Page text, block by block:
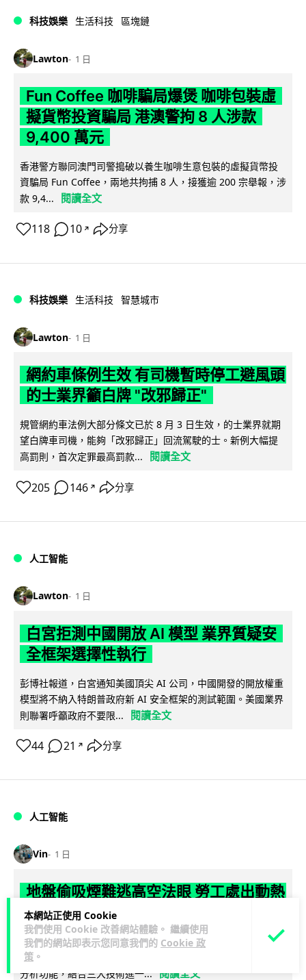
本網站正使用 Cookie
我們使用 Cookie 改善網站體驗。 繼續使用
我們的網站即表示您同意我們的 Cookie 政
策 。
科技娛樂 生活科技 區塊鏈
Lawton 1 日
Fun Coffee 咖啡騙局爆煲 咖啡包裝虛
擬貨幣投資騙局 港澳警拘 8 人涉款
9,400 萬元
香港警方聯同澳門司警搗破以養生咖啡生意包裝的虛擬貨幣投
資騙局 Fun Coffee，兩地共拘捕 8 人，接獲逾 200 宗舉報，涉
款 9,4...
閱讀全文
118 10 ↗ 分享
科技娛樂 生活科技 智慧城市
Lawton 1 日
網約車條例生效 有司機暫時停工避風頭
的士業界籲白牌 "改邪歸正"
規管網約車法例大部分條文已於 8 月 3 日生效，的士業界就期
望白牌車司機，能夠「改邪歸正」回流駕駛的士。新例大幅提
高罰則，首次定罪最高罰款...
閱讀全文
205 146 ↗ 分享
人工智能
Lawton 1 日
白宮拒測中國開放 AI 模型 業界質疑安
全框架選擇性執行
彭博社報道，白宮通知美國頂尖 AI 公司，中國開發的開放權重
模型將不納入特朗普政府新 AI 安全框架的測試範圍。美國業界
則聯署呼籲政府不要限...
閱讀全文
44 21 ↗ 分享
人工智能
Vin 1 日
地盤偷吸煙難逃高空法眼 勞工處出動熱
感無人機 擬加 AI 人臉識別精準執法
勞工處投入配備熱感應鏡頭的小型無人機進行高空巡邏以打擊
地盤違例吸煙，並正研究於未來一年內引入 AI 人臉識別與行為
分析功能，結合三大技術進一... 閱讀全文